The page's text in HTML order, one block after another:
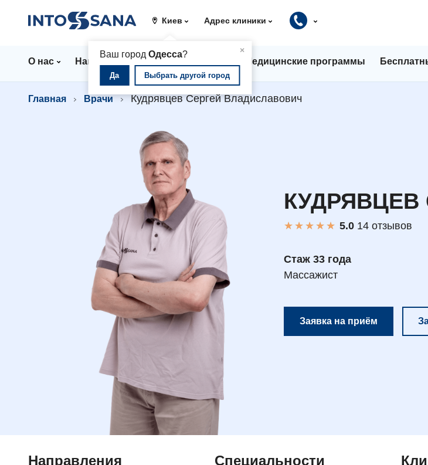
Киев
×
Ваш городОдесса?
Да Выбрать другой город
Адрес клиники
О нас Направления Цены Медицинские программы
Главная Врачи Кудрявцев Сергей Владиславович
★
★
★
★
★
★ ★ ★ ★ ★ 14 отзывов
Стаж 33 года
Массажист
Заявка на приём
Направления Специальности